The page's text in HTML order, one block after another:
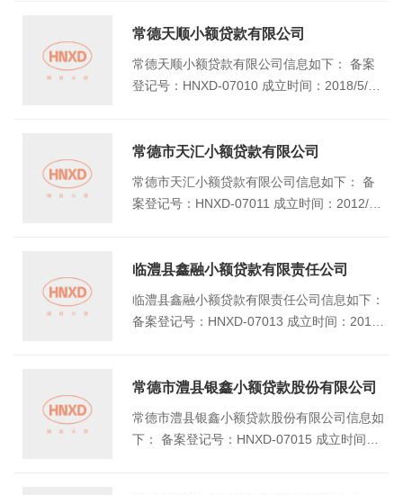
岳路295号
常德天顺小额贷款有限公司
常德天顺小额贷款有限公司信息如下： 备案
登记号：HNXD-07010 成立时间：2018/5/9
常德市天汇小额贷款有限公司
常德市天汇小额贷款有限公司信息如下： 备
案登记号：HNXD-07011 成立时间：2012/8/
396号
临澧县鑫融小额贷款有限责任公司
临澧县鑫融小额贷款有限责任公司信息如下：
备案登记号：HNXD-07013 成立时间：2012/
9号
常德市澧县银鑫小额贷款股份有限公司
常德市澧县银鑫小额贷款股份有限公司信息如
下： 备案登记号：HNXD-07015 成立时间：2